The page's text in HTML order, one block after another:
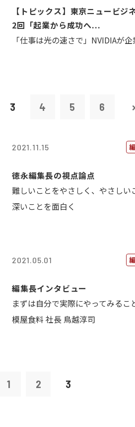
【トピックス】東京ニュービジ
2回「起業から成功へ...
「仕事は光の速さで」NVIDIAが
3 4 5 6
2021.11.15
徳永編集長の視点論点
難しいことをやさしく、やさしい
深いことを面白く
2021.05.01
編集長インタビュー
まずは自分で実際にやってみる
模屋食料 社長 鳥越淳司
1 2 3